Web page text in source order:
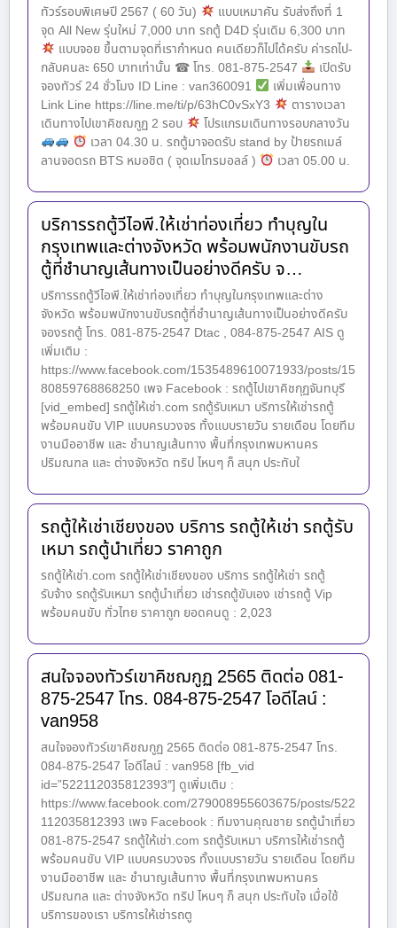
ทัวร์รอบพิเศษปี 2567 ( 60 วัน)
แบบเหมาคัน รับส่งถึงที่ 1
จุด All New รุ่นใหม่ 7,000 บาท รถตู้ D4D รุ่นเดิม 6,300 บาท
แบบจอย ขึ้นตามจุดที่เรากำหนด คนเดียวก็ไปได้ครับ ค่ารถไป-
กลับคนละ 650 บาทเท่านั้น ☎ โทร. 081-875-2547
เปิดรับ
จองทัวร์ 24 ชั่วโมง ID Line : van360091
เพิ่มเพื่อนทาง
Link Line https://line.me/ti/p/63hC0vSxY3
ตารางเวลา
เดินทางไปเขาคิชฌกูฏ 2 รอบ
โปรแกรมเดินทางรอบกลางวัน
เวลา 04.30 น. รถตู้มาจอดรับ stand by ป้ายรถเมล์
ลานจอดรถ BTS หมอชิต ( จุดเมโทรมอลล์ )
เวลา 05.00 น.
บริการรถตู้วีไอพี.ให้เช่าท่องเที่ยว ทำบุญใน
กรุงเทพและต่างจังหวัด พร้อมพนักงานขับรถ
ตู้ที่ชำนาญเส้นทางเป็นอย่างดีครับ จ…
บริการรถตู้วีไอพี.ให้เช่าท่องเที่ยว ทำบุญในกรุงเทพและต่าง
จังหวัด พร้อมพนักงานขับรถตู้ที่ชำนาญเส้นทางเป็นอย่างดีครับ
จองรถตู้ โทร. 081-875-2547 Dtac , 084-875-2547 AIS ดู
เพิ่มเติม :
https://www.facebook.com/1535489610071933/posts/15
80859768868250 เพจ Facebook : รถตู้ไปเขาคิชกุฏจันทบุรี
[vid_embed] รถตู้ให้เช่า.com รถตู้รับเหมา บริการให้เช่ารถตู้
พร้อมคนขับ VIP แบบครบวงจร ทั้งแบบรายวัน รายเดือน โดยทีม
งานมืออาชีพ และ ชำนาญเส้นทาง พื้นที่กรุงเทพมหานคร
ปริมณฑล และ ต่างจังหวัด ทริป ไหนๆ ก็ สนุก ประทับใ
รถตู้ให้เช่าเชียงของ บริการ รถตู้ให้เช่า รถตู้รับ
เหมา รถตู้นำเที่ยว ราคาถูก
รถตู้ให้เช่า.com รถตู้ให้เช่าเชียงของ บริการ รถตู้ให้เช่า รถตู้
รับจ้าง รถตู้รับเหมา รถตู้นำเที่ยว เช่ารถตู้ขับเอง เช่ารถตู้ Vip
พร้อมคนขับ ทั่วไทย ราคาถูก ยอดคนดู : 2,023
สนใจจองทัวร์เขาคิชฌกูฏ 2565 ติดต่อ 081-
875-2547 โทร. 084-875-2547 โอดีไลน์ :
van958
สนใจจองทัวร์เขาคิชฌกูฏ 2565 ติดต่อ 081-875-2547 โทร.
084-875-2547 โอดีไลน์ : van958 [fb_vid
id=”522112035812393″] ดูเพิ่มเติม :
https://www.facebook.com/279008955603675/posts/522
112035812393 เพจ Facebook : ทีมงานคุณชาย รถตู้นำเที่ยว
081-875-2547 รถตู้ให้เช่า.com รถตู้รับเหมา บริการให้เช่ารถตู้
พร้อมคนขับ VIP แบบครบวงจร ทั้งแบบรายวัน รายเดือน โดยทีม
งานมืออาชีพ และ ชำนาญเส้นทาง พื้นที่กรุงเทพมหานคร
ปริมณฑล และ ต่างจังหวัด ทริป ไหนๆ ก็ สนุก ประทับใจ เมื่อใช้
บริการของเรา บริการให้เช่ารถตู